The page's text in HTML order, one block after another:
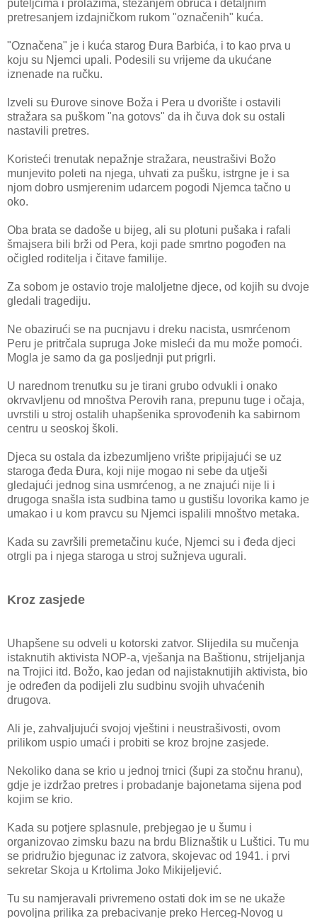
puteljcima i prolazima, stezanjem obruča i detaljnim
pretresanjem izdajničkom rukom "označenih" kuća.
"Označena" je i kuća starog Đura Barbića, i to kao prva u
koju su Njemci upali. Podesili su vrijeme da ukućane
iznenade na ručku.
Izveli su Đurove sinove Boža i Pera u dvorište i ostavili
stražara sa puškom "na gotovs" da ih čuva dok su ostali
nastavili pretres.
Koristeći trenutak nepažnje stražara, neustrašivi Božo
munjevito poleti na njega, uhvati za pušku, istrgne je i sa
njom dobro usmjerenim udarcem pogodi Njemca tačno u
oko.
Oba brata se dadoše u bijeg, ali su plotuni pušaka i rafali
šmajsera bili brži od Pera, koji pade smrtno pogođen na
očigled roditelja i čitave familije.
Za sobom je ostavio troje maloljetne djece, od kojih su dvoje
gledali tragediju.
Ne obazirući se na pucnjavu i dreku nacista, usmrćenom
Peru je pritrčala supruga Joke misleći da mu može pomoći.
Mogla je samo da ga posljednji put prigrli.
U narednom trenutku su je tirani grubo odvukli i onako
okrvavljenu od mnoštva Perovih rana, prepunu tuge i očaja,
uvrstili u stroj ostalih uhapšenika sprovođenih ka sabirnom
centru u seoskoj školi.
Djeca su ostala da izbezumljeno vrište pripijajući se uz
staroga đeda Đura, koji nije mogao ni sebe da utješi
gledajući jednog sina usmrćenog, a ne znajući nije li i
drugoga snašla ista sudbina tamo u gustišu lovorika kamo je
umakao i u kom pravcu su Njemci ispalili mnoštvo metaka.
Kada su završili premetačinu kuće, Njemci su i đeda djeci
otrgli pa i njega staroga u stroj sužnjeva ugurali.
Kroz zasjede
Uhapšene su odveli u kotorski zatvor. Slijedila su mučenja
istaknutih aktivista NOP-a, vješanja na Baštionu, strijeljanja
na Trojici itd. Božo, kao jedan od najistaknutijih aktivista, bio
je određen da podijeli zlu sudbinu svojih uhvaćenih
drugova.
Ali je, zahvaljujući svojoj vještini i neustrašivosti, ovom
prilikom uspio umaći i probiti se kroz brojne zasjede.
Nekoliko dana se krio u jednoj trnici (šupi za stočnu hranu),
gdje je izdržao pretres i probadanje bajonetama sijena pod
kojim se krio.
Kada su potjere splasnule, prebjegao je u šumu i
organizovao zimsku bazu na brdu Bliznaštik u Luštici. Tu mu
se pridružio bjegunac iz zatvora, skojevac od 1941. i prvi
sekretar Skoja u Krtolima Joko Mikijeljević.
Tu su namjeravali privremeno ostati dok im se ne ukaže
povoljna prilika za prebacivanje preko Herceg-Novog u